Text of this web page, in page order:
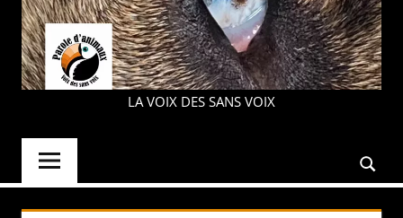
PAROLE
LA VOIX DES SANS VOIX